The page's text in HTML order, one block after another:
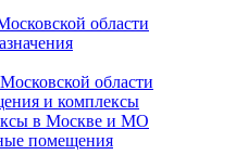
области
области
и комплексы
в Москве и МО
помещения